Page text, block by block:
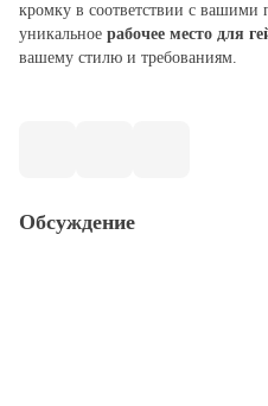
кромку в соответствии с вашими
уникальное рабочее место для
вашему стилю и требованиям.
Обсуждение